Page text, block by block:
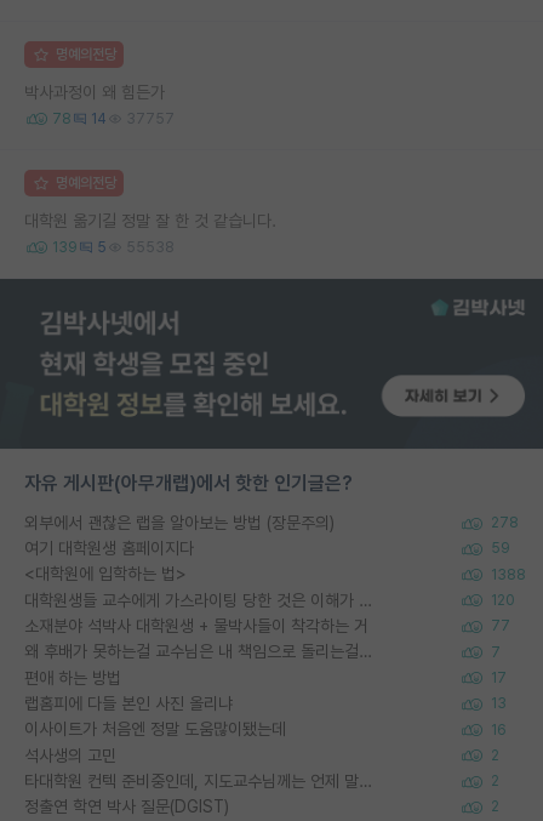
명예의전당
박사과정이 왜 힘든가
78 14 37757
명예의전당
대학원 옮기길 정말 잘 한 것 같습니다.
139 5 55538
자유 게시판(아무개랩)에서 핫한 인기글은?
외부에서 괜찮은 랩을 알아보는 방법 (장문주의) 278
여기 대학원생 홈페이지다 59
<대학원에 입학하는 법> 1388
대학원생들 교수에게 가스라이팅 당한 것은 이해가 갑니다. 안타깝네요. 120
소재분야 석박사 대학원생 + 물박사들이 착각하는 거 77
왜 후배가 못하는걸 교수님은 내 책임으로 돌리는걸까요? 7
편애 하는 방법 17
랩홈피에 다들 본인 사진 올리냐 13
이사이트가 처음엔 정말 도움많이됐는데 16
석사생의 고민 2
타대학원 컨텍 준비중인데, 지도교수님께는 언제 말씀드려야 할까요? 2
정출연 학연 박사 질문(DGIST) 2